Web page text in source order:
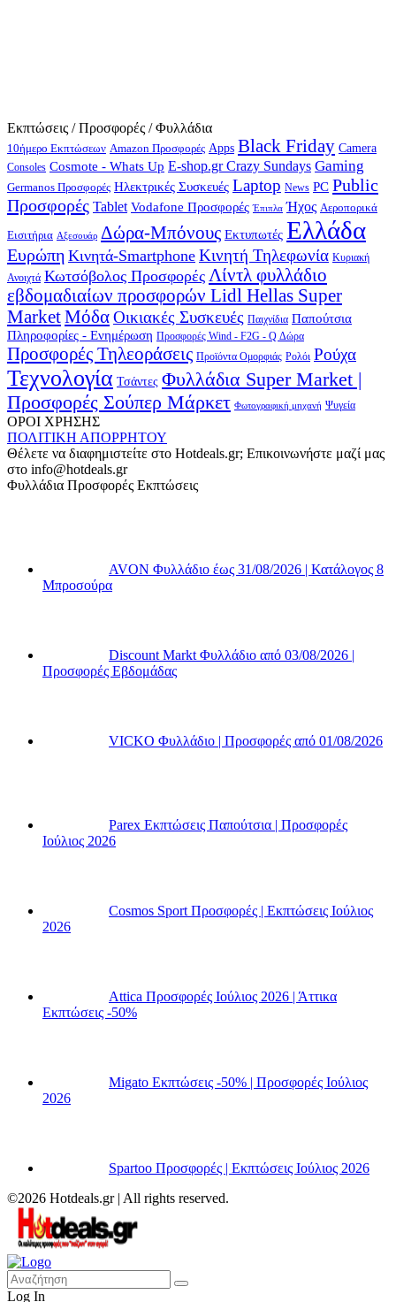
Εκπτώσεις / Προσφορές / Φυλλάδια
10ήμερο Εκπτώσεων Amazon Προσφορές Apps Black Friday Camera
Consoles Cosmote - Whats Up E-shop.gr Crazy Sundays Gaming
Germanos Προσφορές Hλεκτρικές Συσκευές Laptop News PC Public
Προσφορές Tablet Vodafone Προσφορές Έπιπλα Ήχος Αεροπορικά
Εισιτήρια Αξεσουάρ Δώρα-Μπόνους Εκτυπωτές Ελλάδα
Ευρώπη Κινητά-Smartphone Κινητή Τηλεφωνία Κυριακή
Ανοιχτά Κωτσόβολος Προσφορές Λίντλ φυλλάδιο
εβδομαδιαίων προσφορών Lidl Hellas Super
MarketΜόδαΟικιακές Συσκευές Παιχνίδια Παπούτσια
Πληροφορίες - Ενημέρωση Προσφορές Wind - F2G - Q Δώρα
Προσφορές Τηλεοράσεις Προϊόντα Ομορφιάς Ρολόι Ρούχα
Τεχνολογία Τσάντες Φυλλάδια Super Market |
Προσφορές Σούπερ Μάρκετ Φωτογραφική μηχανή Ψυγεία
ΟΡΟΙ ΧΡΗΣΗΣ
ΠΟΛΙΤΙΚΗ ΑΠΟΡΡΗΤΟΥ
Θέλετε να διαφημιστείτε στο Hotdeals.gr; Επικοινωνήστε μαζί μας
στο info@hotdeals.gr
Φυλλάδια Προσφορές Εκπτώσεις
AVON Φυλλάδιο έως 31/08/2026 | Κατάλογος 8
Μπροσούρα
Discount Markt Φυλλάδιο από 03/08/2026 |
Προσφορές Εβδομάδας
VICKO Φυλλάδιο | Προσφορές από 01/08/2026
Parex Εκπτώσεις Παπούτσια | Προσφορές
Ιούλιος 2026
Cosmos Sport Προσφορές | Εκπτώσεις Ιούλιος
2026
Attica Προσφορές Ιούλιος 2026 | Άττικα
Εκπτώσεις -50%
Migato Εκπτώσεις -50% | Προσφορές Ιούλιος
2026
Spartoo Προσφορές | Εκπτώσεις Ιούλιος 2026
©2026 Hotdeals.gr | All rights reserved.
Log In